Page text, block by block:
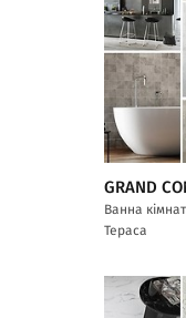
GRAND
Ванна
Тераса